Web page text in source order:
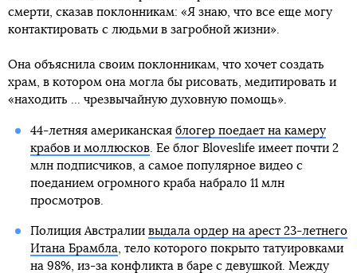
смерти, сказав поклонникам: «Я знаю, что все еще могу
контактировать с людьми в загробной жизни».
Она объяснила своим поклонникам, что хочет создать
храм, в котором она могла бы рисовать, медитировать и
«находить ... чрезвычайную духовную помощь».
44-летняя американская блогер поедает на камеру
крабов и моллюсков. Ее блог Bloveslife имеет почти 2
млн подписчиков, а самое популярное видео с
поеданием огромного краба набрало 11 млн
просмотров.
Полиция Австралии выдала ордер на арест 23-летнего
Итана Брамбла , тело которого покрыто татуировками
на 98%, из-за конфликта в баре с девушкой. Между